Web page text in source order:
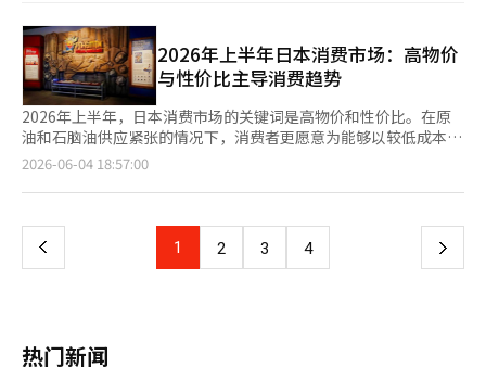
增加，正在进行将部分肥胖治疗药物指定为“滥用风险药物”的公
告修订程序。食品药品安全处相关人士表示：“需要谨慎处方和使
用，相关药物应根据医疗专业人士的处方，按照批准的用法谨慎使
用。”※ 本报道经人工智能（AI）系统翻译与编辑。
足够的项目性，改造可以成为现实的替代方案。”他还表示：“未
来，结构不大改动而改善老旧设施的所谓‘性价比改造’需求可能
会增加。”
公里。尽管电动车的电池技术不断进步，但一次充电的续航仍仅为
500公里。尤其在冬季，平均续航减少20%至30%，长途出行时充
电压力不可避免。这也是汽车制造商积极开发PHEV和EREV的原
因。 业内人士表示：“PHEV和EREV兼具内燃机的便利性和电动
车的经济性。”他还指出：“汽车制造商和电池制造商都在积极开
发高性能的PHEV和EREV专用电池，因此相关市场在可预见的未来
将成为环保汽车的主流市场。”※ 本报道经人工智能（AI）系统翻
译与编辑。
也增长了约20%，形成了良好的销售势头。这表明，感到高价专业
运动品牌疲惫的普通运动爱好者纷纷转向大创。 大创的目光不仅
限于跑步，正在向所有运动领域扩展。大创正在扩展游泳、高尔
夫、网球、棒球、足球、登山等项目的定制产品线。 在此背景
下，大创的业绩也持续快速增长。根据金融监督院电子公示系统，
大创运营公司阿成大创去年的销售额为4兆5364亿韩元，比前一年
（3兆9690亿韩元）增长了14.3%，创下历史新高。 营业利润从
3712亿韩元增至4425亿韩元，增长了19.2%；净利润从3095亿韩
元增至3585亿韩元，增长了15.8%。国内门店数量约为1600家。
在正向时尚休闲领域扩展。”并透露：“最近最受欢迎的跑步背心
预计将在6月第四周重新上架。”※ 本报道经人工智能（AI）系统
翻译与编辑。
业》在5日的报道中指出，2012年日本主要大型航空公司与LCC之
间的运费差距从2.68倍降至2024年的2倍以下。2012年，LCC在日
本刚刚开始扎根时，消费者普遍认为其票价远低于ANA和JAL。 根
据《日经商业》对国土交通省资料的分析，ANA和JAL的“每公里
客运收入”从2012年的17.8日元降至2024年的17.0日元，而桃子
航空和捷星日本的同一指标则从6.6日元上升至8.7日元。这意味
着，2012年LCC的票价仅为ANA和JAL的40%左右，而到2024年
这一比例已超过一半。 运费差距的缩小意味着LCC的最大优势“性
价比”正在减弱。日本国土交通省的一位官员表示，美国的Delta
式服务，称“LCC正面临转型期”。 “日本首家LCC”桃子航空的
变化 作为日本LCC的代表，桃子航空的变化也反映了这一趋势。桃
超过900万人。 然而，随着仅依靠LCC特有的低价形象变得困难，
2026年上半年日本消费市场：高物价
与性价比主导消费趋势
2026年上半年，日本消费市场的关键词是高物价和性价比。在原
油和石脑油供应紧张的情况下，消费者更愿意为能够以较低成本获
得满足感的商品和服务掏钱。 《日本经济新闻》于3日报道，2026
怪30周年”并列榜首。该排名借鉴了日本相扑的排名形式，评估了
以外的地缘政治风险上升，实属罕见。这表明中东局势的不稳定已
经深入到日本人的日常消费中。由于伊朗几乎封锁了霍尔木兹海峡
的包装从彩色改为黑白。中东的供应链冲击不仅影响了油价，还改
2026-06-04 18:57:00
上
页
1 2 3 4 下
热门新闻